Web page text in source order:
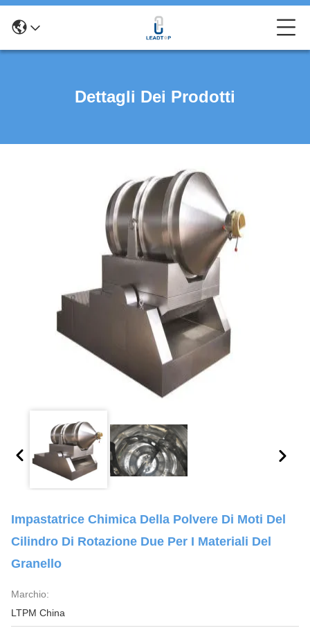
Dettagli Dei Prodotti
Impastatrice Chimica Della Polvere Di Moti Del
Cilindro Di Rotazione Due Per I Materiali Del
Granello
Marchio:
LTPM China